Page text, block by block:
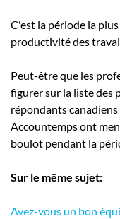
C'est la période la
productivité des
Peut-être que les
figurer sur la liste des
répondants
Accountemps ont
boulot pendant la
Sur le même sujet:
Avez-vous un bon